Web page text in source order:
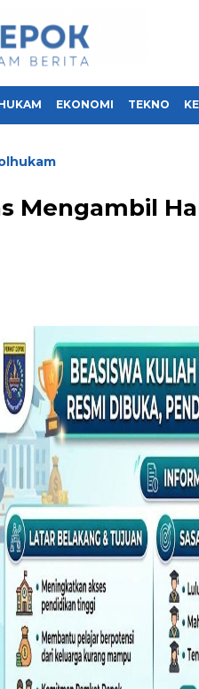
EKONOMI TEKNO
Mengambil